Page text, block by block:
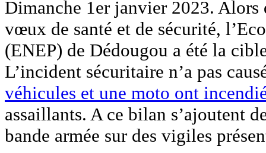
Dimanche 1er janvier 2023. Alors
vœux de santé et de sécurité,
(ENEP) de Dédougou a été la
L’incident sécuritaire n’a pas
véhicules et une moto ont
assaillants. A ce bilan s’ajoutent
bande armée sur des vigiles